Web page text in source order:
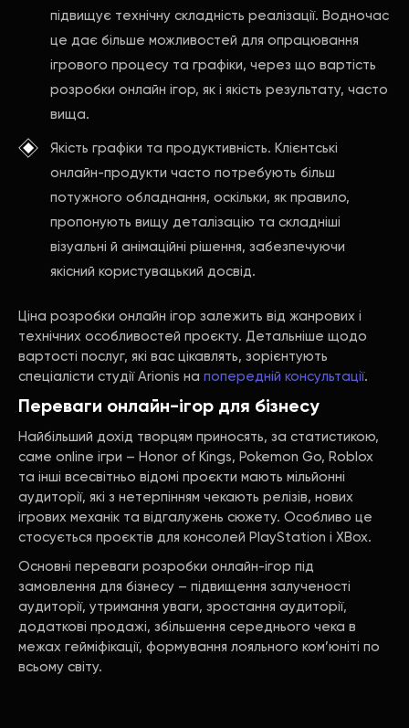
підвищує технічну складність реалізації. Водночас
це дає більше можливостей для опрацювання
ігрового процесу та графіки, через що вартість
розробки онлайн ігор, як і якість результату, часто
вища.
Якість графіки та продуктивність. Клієнтські
онлайн-продукти часто потребують більш
потужного обладнання, оскільки, як правило,
пропонують вищу деталізацію та складніші
візуальні й анімаційні рішення, забезпечуючи
якісний користувацький досвід.
Ціна розробки онлайн ігор залежить від жанрових і
технічних особливостей проєкту. Детальніше щодо
вартості послуг, які вас цікавлять, зорієнтують
спеціалісти студії Arionis на попередній консультації.
Переваги онлайн-ігор для бізнесу
Найбільший дохід творцям приносять, за статистикою,
саме online ігри – Honor of Kings, Pokemon Go, Roblox
та інші всесвітньо відомі проєкти мають мільйонні
аудиторії, які з нетерпінням чекають релізів, нових
ігрових механік та відгалужень сюжету. Особливо це
стосується проєктів для консолей PlayStation і XBox.
Основні переваги розробки онлайн-ігор під
замовлення для бізнесу – підвищення залученості
аудиторії, утримання уваги, зростання аудиторії,
додаткові продажі, збільшення середнього чека в
межах гейміфікації, формування лояльного ком’юніті по
всьому світу.